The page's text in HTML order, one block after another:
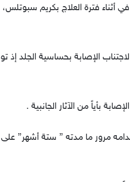
أثناء فترة العلاج بكريم
الإصابة بحساسية الجلد إذ
مرور ما مدته ” ستة أشهر” على